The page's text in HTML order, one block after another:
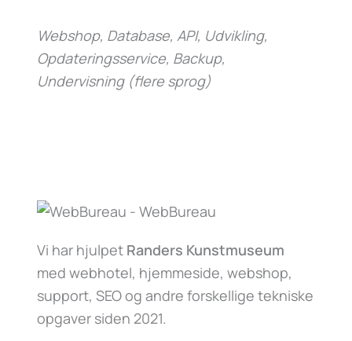
Webshop, Database, API, Udvikling,
Opdateringsservice, Backup,
Undervisning (flere sprog)
Vi har hjulpet Randers Kunstmuseum
med webhotel, hjemmeside, webshop,
support, SEO og andre forskellige tekniske
opgaver siden 2021.